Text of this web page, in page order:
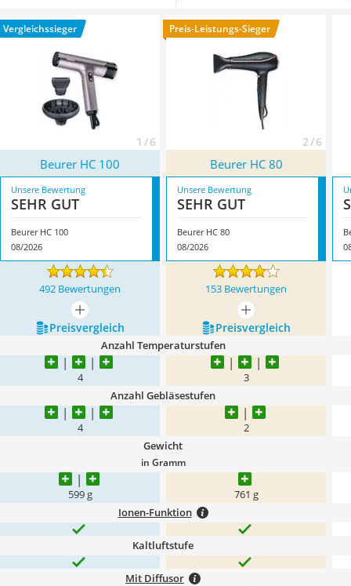
Mineralfutter Pferd
Massagegerät
Überzeugt hat uns hier im August 2026 besonders das
ModellBeurer HC 100 mit seinen Eigenschaften.
Vergleichssieger
1 / 6
Preis-Leistungs-Sieger
2 / 6
Beurer HC 100 Beurer HC 80
Unsere Bewertung
SEHR GUT
Beurer HC 100
08/2026
Unsere Bewertung
SEHR GUT
Beurer HC 80
08/2026
492 Bewertungen 153 Bewertungen
mehr anzeigen
mehr anzeigen
Preis­vergleich
Preis­vergleich
Anzahl Temperaturstufen
4 3
Anzahl Gebläsestufen
4 2
Gewicht
in Gramm
599 g 761 g
Ionen-Funktion
Kaltluftstufe
Mit Diffusor